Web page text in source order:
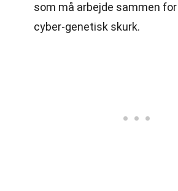
som må arbejde sammen
cyber-genetisk skurk.